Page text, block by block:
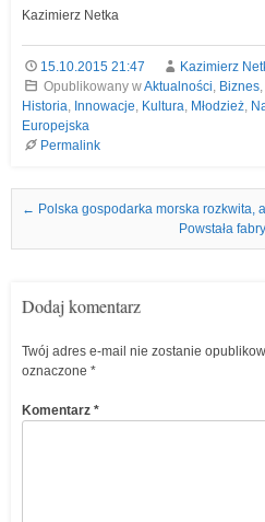
Kazimierz Netka
15.10.2015 21:47
Kazimierz
Opublikowany wAktualności, Biznes,
Historia, Innowacje, Kultura, Młodzież,
Europejska
Permalink
Nawigacja we wpisach
← Polska gospodarka morska rozkwita,
Powstała
Dodaj komentarz
Twój adres e-mail nie zostanie
oznaczone *
Komentarz *